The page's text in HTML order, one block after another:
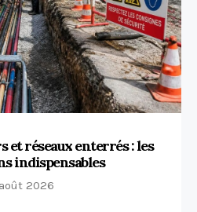
et réseaux enterrés : les
indispensables
2026